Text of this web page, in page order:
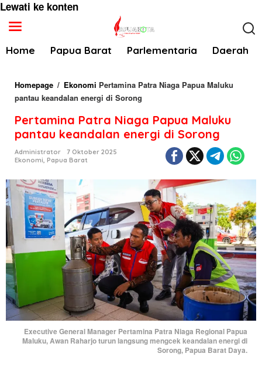
Lewati ke konten
Home Papua Barat Parlementaria Daerah
Homepage / Ekonomi Pertamina Patra Niaga Papua Maluku
pantau keandalan energi di Sorong
Pertamina Patra Niaga Papua Maluku
pantau keandalan energi di Sorong
Administrator
7 Oktober 2025
Ekonomi, Papua Barat
Executive General Manager Pertamina Patra Niaga Regional Papua
Maluku, Awan Raharjo turun langsung mengcek keandalan energi di
Sorong, Papua Barat Daya.